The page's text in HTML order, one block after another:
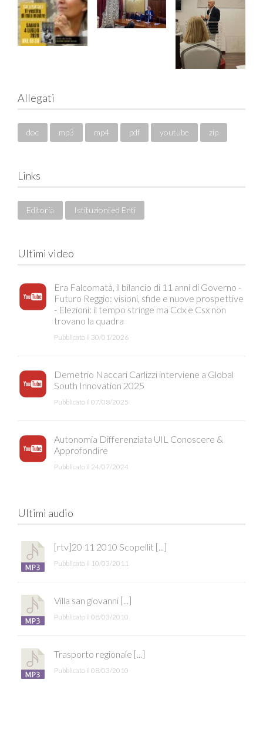
Allegati
doc mp3 mp4 pdf youtube zip
Links
Editoria Istituzioni ed Enti
Ultimi video
Era Falcomatà, il bilancio di 11 anni di Governo -
Futuro Reggio: visioni, sfide e nuove prospettive
- Elezioni: il tempo stringe ma Cdx e Csx non
trovano la quadra
Pubblicato il 30/01/2026
Demetrio Naccari Carlizzi interviene a Global
South Innovation 2025
Pubblicato il 07/08/2025
Autonomia Differenziata UIL Conoscere &
Approfondire
Pubblicato il 24/07/2024
Ultimi audio
[rtv]20 11 2010 Scopellit [...]
Pubblicato il 10/03/2011
Villa san giovanni [...]
Pubblicato il 08/03/2010
Trasporto regionale [...]
Pubblicato il 08/03/2010